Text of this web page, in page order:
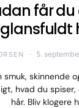
får
glansfuldt
5.
smuk, skinnende
hvad du
hår. Bliv klogere